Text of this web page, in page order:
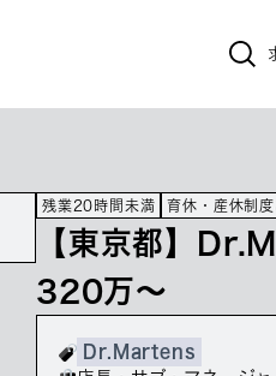
残業20時間未満 育休・産休制度
【東京都】
320万～
Dr.Martens